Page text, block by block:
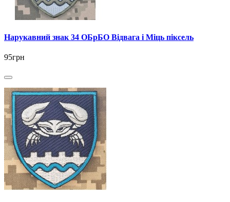
Нарукавний знак 34 ОБрБО Відвага і Міць піксель
95грн